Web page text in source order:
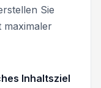
Sie
maximaler
Inhaltsziel